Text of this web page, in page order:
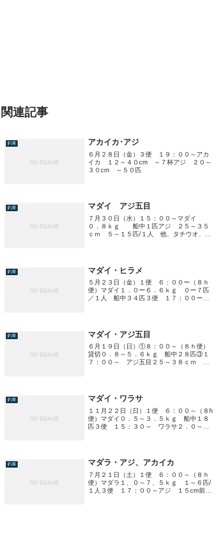
関連記事
釣果 アカイカ･アジ
６月２８日（金）３便 １９：００～アカ
イカ １２～４０cm ～７杯アジ ２０～
３０cm ～５０匹
釣果 マダイ アジ五目
７月３０日（水）１５：００～マダイ
０．８ｋｇ 船中１匹アジ ２５～３５
ｃｍ ５～１５匹/１人 他、タチウオ、イ
釣果 マダイ・ヒラメ
５月２３日（金）１便 ６：００ー（８ｈ
便）マダイ１．０ー６．６ｋｇ ０ー７匹
／１人 船中３４匹３便 １７：００ー
釣果 マダイ・アジ五目
６月１９日（日）①８：００～（８ｈ便）
貸切０．８～５．６ｋｇ 船中２８匹③１
７：００～ アジ五目２５～３８ｃｍ ２
釣果 マダイ・ワラサ
１１月２２日（日）１便 ６：００～（８h
便）マダイ０．５～３．５ｋｇ 船中１８
匹３便 １５：３０～ ワラサ２．０～
釣果 マダラ・アジ、アカイカ
７月２１日（土）１便 ６：００～（８ｈ
便）マダラ１、０～７、５ｋｇ １～６匹/
１人３便 １７：００～アジ １５cm前